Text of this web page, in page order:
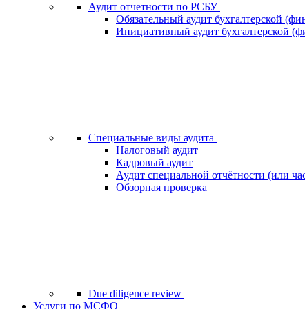
Аудит отчетности по РСБУ
Обязательный аудит бухгалтерской
Инициативный аудит бухгалтерской
Специальные виды аудита
Налоговый аудит
Кадровый аудит
Аудит специальной отчётности (или
Обзорная проверка
Due diligence review
Услуги по МСФО